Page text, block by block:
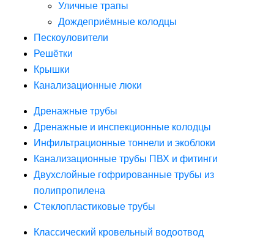
Уличные трапы
Дождеприёмные колодцы
Пескоуловители
Решётки
Крышки
Канализационные люки
Дренажные трубы
Дренажные и инспекционные колодцы
Инфильтрационные тоннели и экоблоки
Канализационные трубы ПВХ и фитинги
Двухслойные гофрированные трубы из
полипропилена
Стеклопластиковые трубы
Классический кровельный водоотвод